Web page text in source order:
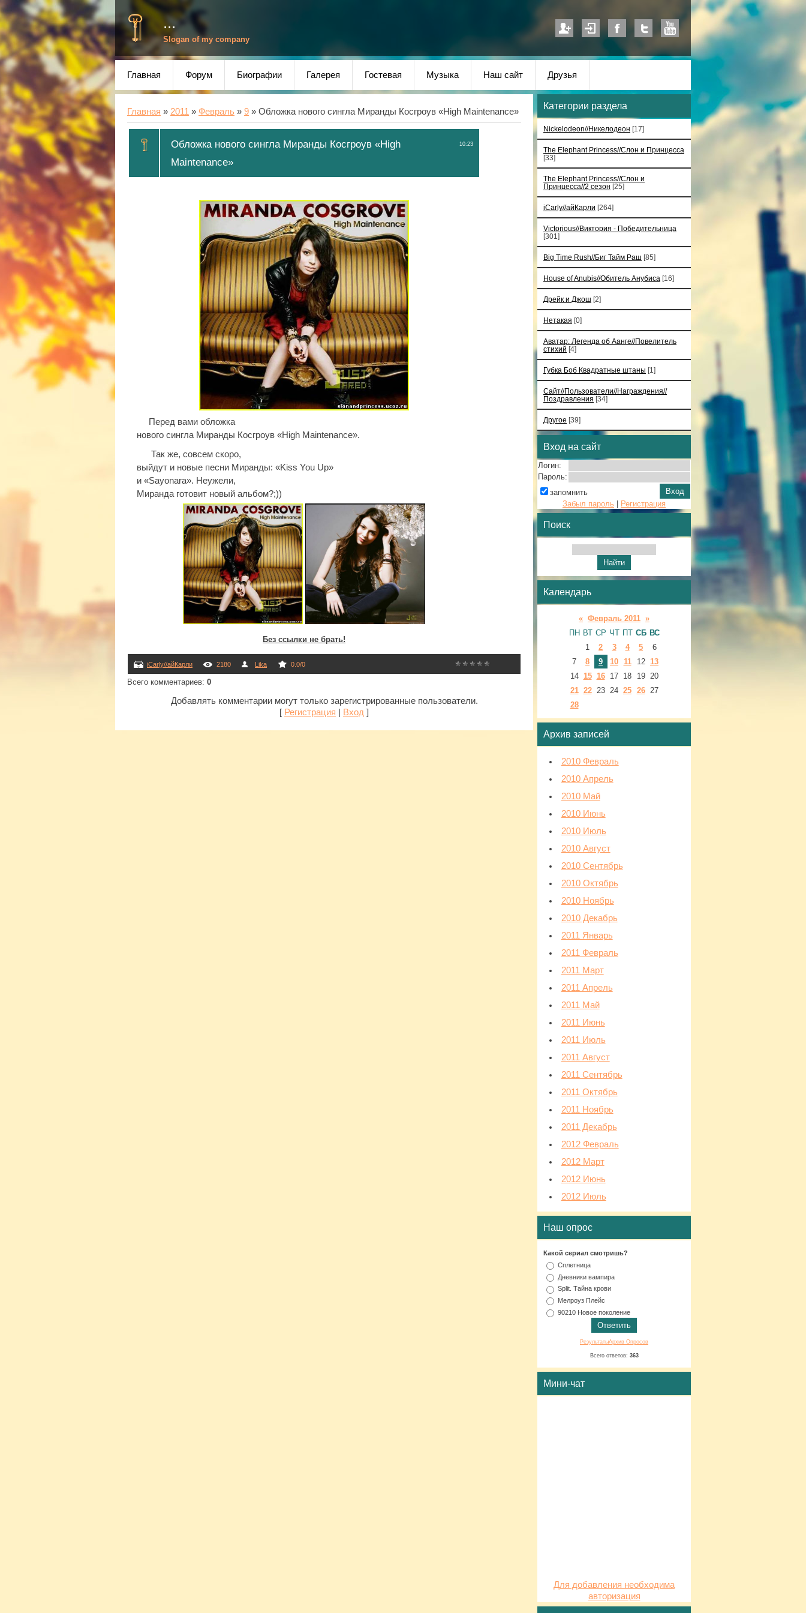
...
Slogan of my company
Главная Форум Биографии Галерея Гостевая Музыка Наш сайт Друзья
Главная » 2011 » Февраль » 9 » Обложка нового сингла Миранды Косгроув «High Maintenance»
10:23
Обложка нового сингла Миранды Косгроув «High
Maintenance»
Перед вами обложка
нового сингла Миранды Косгроув «High Maintenance».
Так же, совсем скоро,
выйдут и новые песни Миранды: «Kiss You Up»
и «Sayonara». Неужели,
Миранда готовит новый альбом?;))
Без ссылки не брать!
iCarly//айКарли 2180 Lika 0.0/0
Всего комментариев: 0
Добавлять комментарии могут только зарегистрированные пользователи.
[ Регистрация Вход ]
Категории раздела
Nickelodeon//Никелодеон [17]
The Elephant Princess//Слон и Принцесса
[33]
The Elephant Princess//Слон и
Принцесса//2 сезон [25]
iCarly//айКарли [264]
Victorious//Виктория - Победительница
[301]
Big Time Rush//Биг Тайм Раш [85]
House of Anubis//Обитель Анубиса [16]
Дрейк и Джош [2]
Нетакая [0]
Аватар: Легенда об Аанге//Повелитель
стихий [4]
Губка Боб Квадратные штаны [1]
Сайт//Пользователи//Награждения//
Поздравления [34]
Другое [39]
Вход на сайт
Логин:
Пароль:
запомнить
Забыл пароль
Регистрация
Поиск
Календарь
« Февраль 2011 »
ПН ВТ СР ЧТ ПТ СБ ВС
1
2 3 4 5
6
7
8 9 10 11 12 13
14 15 16 17 18 19 20
21 22 23 24 25 26 27
28
Архив записей
2010 Февраль
2010 Апрель
2010 Май
2010 Июнь
2010 Июль
2010 Август
2010 Сентябрь
2010 Октябрь
2010 Ноябрь
2010 Декабрь
2011 Январь
2011 Февраль
2011 Март
2011 Апрель
2011 Май
2011 Июнь
2011 Июль
2011 Август
2011 Сентябрь
2011 Октябрь
2011 Ноябрь
2011 Декабрь
2012 Февраль
2012 Март
2012 Июнь
2012 Июль
Наш опрос
Какой сериал смотришь?
Сплетница
Дневники вампира
Split. Тайна крови
Мелроуз Плейс
90210 Новое поколение
РезультатыАрхив Опросов
Всего ответов: 363
Мини-чат
Для добавления необходима
авторизация